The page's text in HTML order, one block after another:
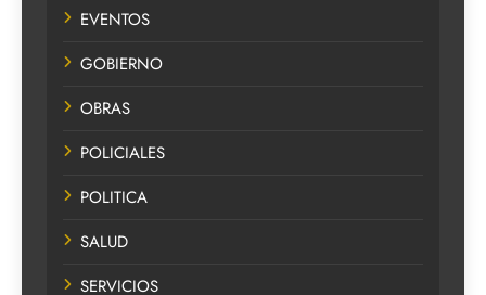
EVENTOS
GOBIERNO
OBRAS
POLICIALES
POLITICA
SALUD
SERVICIOS